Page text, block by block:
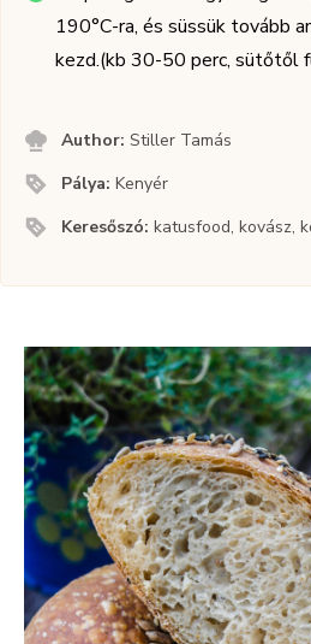
190°C-ra, és süssük tovább
kezd.(kb 30-50 perc, sütőtől
Author:Stiller Tamás
Pálya:Kenyér
Keresőszó:katusfood, kovász,